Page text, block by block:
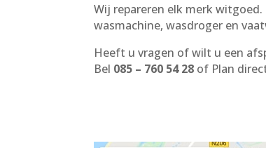
Wij repareren elk merk
wasmachine, wasdroger en
Heeft u vragen of wilt u een
Bel 085 – 760 54 28 of Plan